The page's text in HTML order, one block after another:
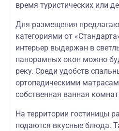
время туристических или
Для размещения
категориями от
интерьер выдержан в
панорамных окон можно
реку. Среди удобств
ортопедическими
собственная ванная
На территории гостиницы
подаются вкусные блюда.